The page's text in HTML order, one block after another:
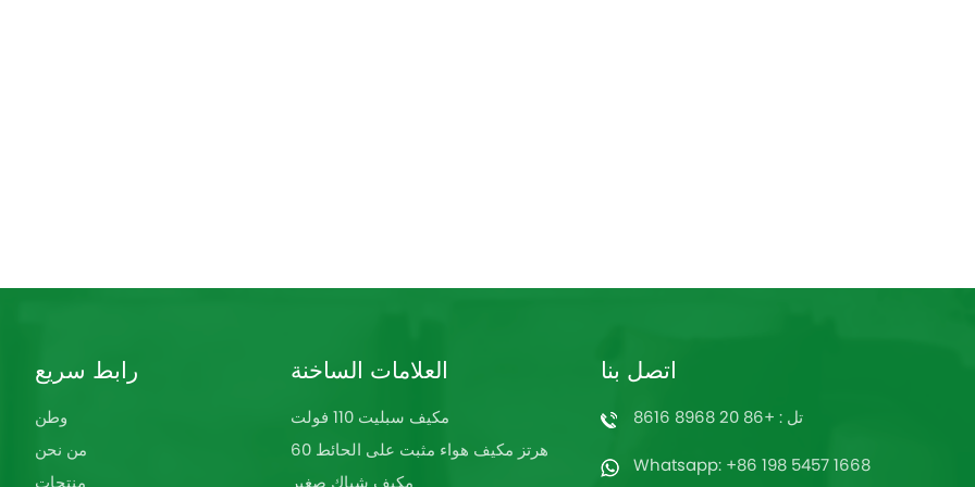
رابط سريع
وطن
من نحن
العلامات الساخنة
مكيف سبليت 110 فولت
60 هرتز مكيف هواء مثبت على الحائط
اتصل بنا
تل : +86 20 8968 8616
Whatsapp: +86 198 5457 1668